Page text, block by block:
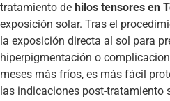
tratamiento de hilos tensores en
exposición solar. Tras el
la exposición directa al sol para
hiperpigmentación o
meses más fríos, es más fácil
las indicaciones post-tratamiento